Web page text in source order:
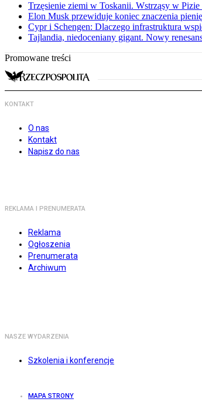
Trzęsienie ziemi w Toskanii. Wstrząsy w
Elon Musk przewiduje koniec znaczenia
Cypr i Schengen: Dlaczego infrastruktura
Tajlandia, niedoceniany gigant. Nowy
Promowane treści
KONTAKT
O nas
Kontakt
Napisz do nas
REKLAMA I PRENUMERATA
Reklama
Ogłoszenia
Prenumerata
Archiwum
NASZE WYDARZENIA
Szkolenia i konferencje
MAPA STRONY